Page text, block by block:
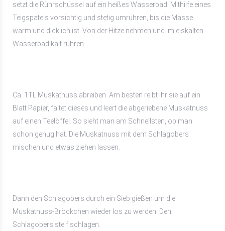
setzt die Rührschüssel auf ein heißes Wasserbad. Mithilfe eines
Teigspatels vorsichtig und stetig umrühren, bis die Masse
warm und dicklich ist. Von der Hitze nehmen und im eiskalten
Wasserbad kalt rühren.
Ca. 1TL Muskatnuss abreiben. Am besten reibt ihr sie auf ein
Blatt Papier, faltet dieses und leert die abgeriebene Muskatnuss
auf einen Teelöffel. So sieht man am Schnellsten, ob man
schon genug hat. Die Muskatnuss mit dem Schlagobers
mischen und etwas ziehen lassen.
Dann den Schlagobers durch ein Sieb gießen um die
Muskatnuss-Bröckchen wieder los zu werden. Den
Schlagobers steif schlagen.